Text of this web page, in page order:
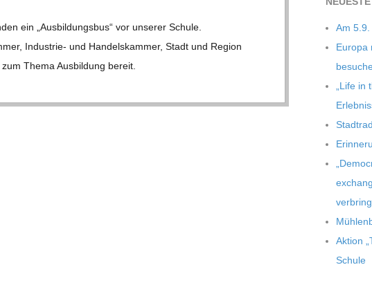
ein „Aus­bil­dungs­bus“ vor unse­rer Schule.
Indus­­trie- und Han­dels­kam­mer, Stadt und Region
Thema Aus­bil­dung bereit.
Am 5.9.
Europa
„Life
Aktion
Schule